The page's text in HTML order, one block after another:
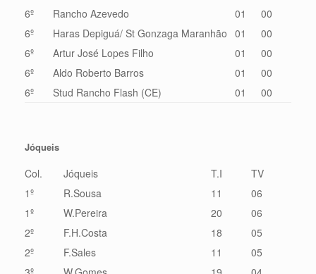
6º
Rancho Azevedo 01
00
6º
Haras Depiguá/ St Gonzaga Maranhão 01
00
6º
Artur José Lopes Filho 01
00
6º
Aldo Roberto Barros 01
00
6º
Stud Rancho Flash (CE) 01 00
Jóqueis
Col. Jóqueis T.I
TV
1º
R.Sousa 11
06
1º
W.Pereira 20
06
2º
F.H.Costa 18
05
2º
F.Sales 11
05